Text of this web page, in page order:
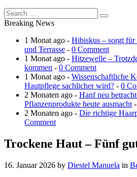
Breaking News
1 Monat ago - Hibiskus – sorgt
und Terrasse - 0 Comment
1 Monat ago - Hitzewelle –
kommen - 0 Comment
1 Monat ago - Wissenschaftliche
Hautpflege sachlicher wird? - 0
2 Monaten ago - Hanf neu
Pflanzenprodukte heute ausmacht -
2 Monaten ago - Die richtige
Comment
Trockene Haut – Fünf
16. Januar 2026 by Diestel Manuela in